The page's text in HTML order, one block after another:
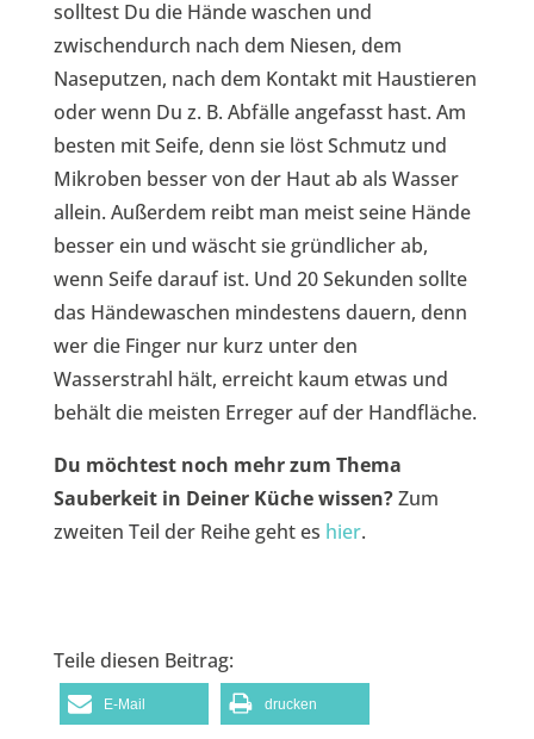
solltest Du die Hände waschen und
zwischendurch nach dem Niesen, dem
Naseputzen, nach dem Kontakt mit Haustieren
oder wenn Du z. B. Abfälle angefasst hast. Am
besten mit Seife, denn sie löst Schmutz und
Mikroben besser von der Haut ab als Wasser
allein. Außerdem reibt man meist seine Hände
besser ein und wäscht sie gründlicher ab,
wenn Seife darauf ist. Und 20 Sekunden sollte
das Händewaschen mindestens dauern, denn
wer die Finger nur kurz unter den
Wasserstrahl hält, erreicht kaum etwas und
behält die meisten Erreger auf der Handfläche.
Du möchtest noch mehr zum Thema
Sauberkeit in Deiner Küche wissen?Zum
zweiten Teil der Reihe geht es hier.
Teile diesen Beitrag:
E-Mail drucken